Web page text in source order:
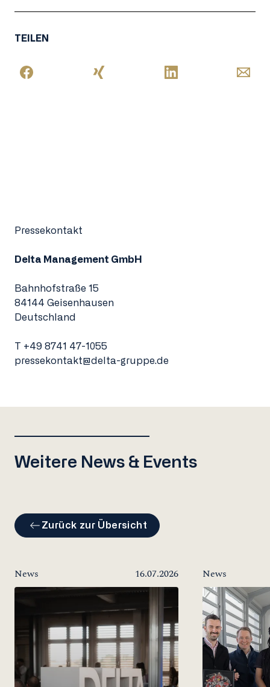
TEILEN
Pressekontakt
Delta Management GmbH
Bahnhofstraße 15
84144 Geisenhausen
Deutschland
T +49 8741 47-1055
pressekontakt@delta-gruppe.de
Weitere News & Events
Zurück zur Übersicht
News 16.07.2026 News